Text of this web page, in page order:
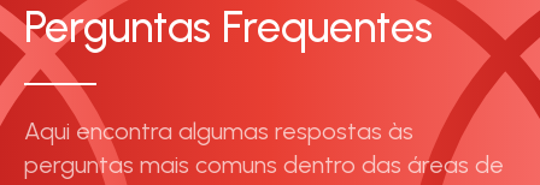
Perguntas Frequentes
Aqui encontra algumas respostas às
perguntas mais comuns dentro das áreas de